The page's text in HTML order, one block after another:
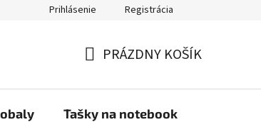
Prihlásenie Registrácia
KOŠÍK
PRÁZDNY KOŠÍK
Tašky na notebook